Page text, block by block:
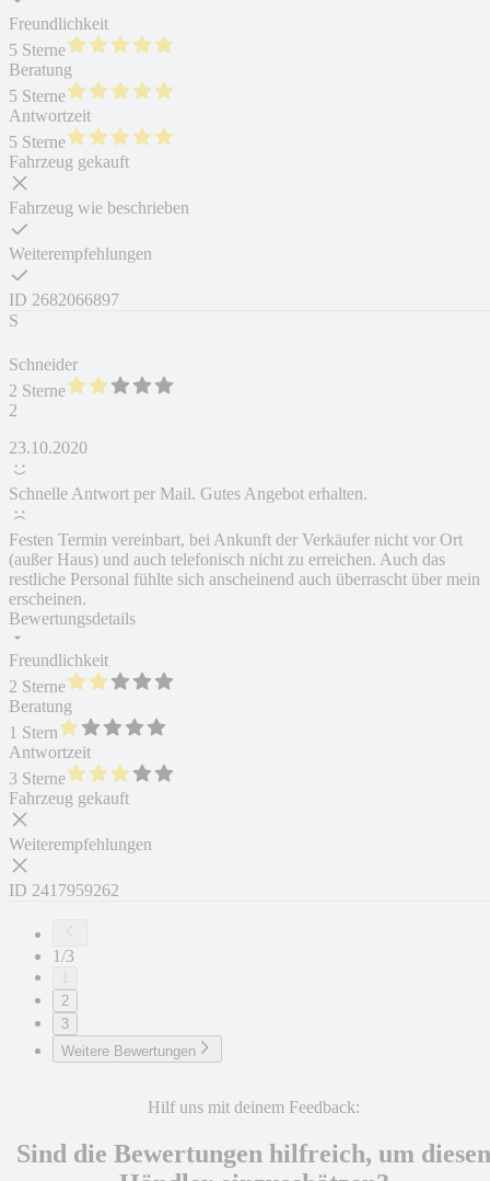
Freundlichkeit
5 Sterne
Beratung
5 Sterne
Antwortzeit
5 Sterne
Fahrzeug gekauft
Fahrzeug wie beschrieben
Weiterempfehlungen
ID 2682066897
S
Schneider
2 Sterne
2
23.10.2020
Schnelle Antwort per Mail. Gutes Angebot erhalten.
Festen Termin vereinbart, bei Ankunft der Verkäufer nicht vor Ort
(außer Haus) und auch telefonisch nicht zu erreichen. Auch das
restliche Personal fühlte sich anscheinend auch überrascht über mein
erscheinen.
Bewertungsdetails
Freundlichkeit
2 Sterne
Beratung
1 Stern
Antwortzeit
3 Sterne
Fahrzeug gekauft
Weiterempfehlungen
ID 2417959262
1/3
2
3
Weitere Bewertungen
Hilf uns mit deinem Feedback:
Sind die Bewertungen hilfreich, um diesen